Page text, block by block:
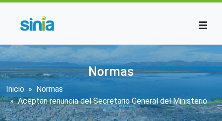
Normas
Sobrescribir enlaces de ayuda a la
Inicio
Normas
Aceptan renuncia del Secretario General del Ministerio